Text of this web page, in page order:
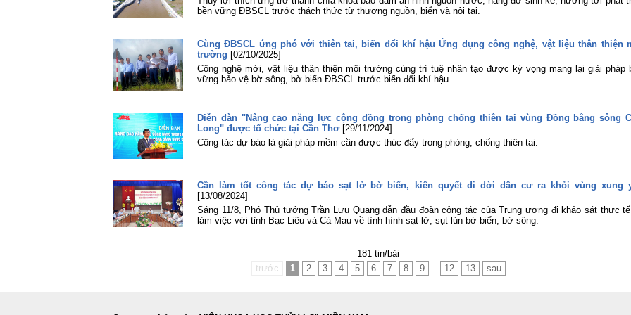
bền vững ĐBSCL trước thách thức từ thượng nguồn, biển và nội tại.
Cùng ĐBSCL ứng phó với thiên tai, biến đổi khí hậu Ứng dụng công nghệ, vật liệu thân thiện
trường [02/10/2025]
Công nghệ mới, vật liệu thân thiện môi trường cùng trí tuệ nhân tạo được kỳ vọng mang lại giải pháp
vững bảo vệ bờ sông, bờ biển ĐBSCL trước biến đổi khí hậu.
Diễn đàn "Nâng cao năng lực cộng đồng trong phòng chống thiên tai vùng Đồng bằng sông
Long" được tổ chức tại Cần Thơ [29/11/2024]
Công tác dự báo là giải pháp mềm cần được thúc đẩy trong phòng, chống thiên tai.
Cần làm tốt công tác dự báo sạt lở bờ biển, kiên quyết di dời dân cư ra khỏi vùng xung
[13/08/2024]
Sáng 11/8, Phó Thủ tướng Trần Lưu Quang dẫn đầu đoàn công tác của Trung ương đi khảo sát thực
làm việc với tỉnh Bạc Liêu và Cà Mau về tình hình sạt lở, sụt lún bờ biển, bờ sông.
181 tin/bài
trước
1 2 3 4 5 6 7 8 9 12 13 sau